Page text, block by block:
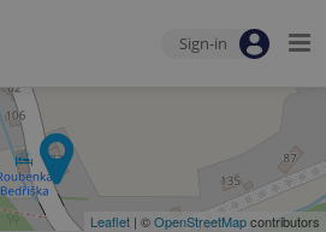
Sign-in
Leaflet | ©OpenStreetMapcontributors